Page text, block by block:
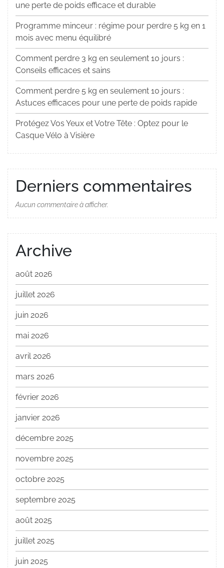
une perte de poids efficace et durable
Programme minceur : régime pour perdre 5 kg en 1
mois avec menu équilibré
Comment perdre 3 kg en seulement 10 jours :
Conseils efficaces et sains
Comment perdre 5 kg en seulement 10 jours :
Astuces efficaces pour une perte de poids rapide
Protégez Vos Yeux et Votre Tête : Optez pour le
Casque Vélo à Visière
Derniers commentaires
Aucun commentaire à afficher.
Archive
août 2026
juillet 2026
juin 2026
mai 2026
avril 2026
mars 2026
février 2026
janvier 2026
décembre 2025
novembre 2025
octobre 2025
septembre 2025
août 2025
juillet 2025
juin 2025